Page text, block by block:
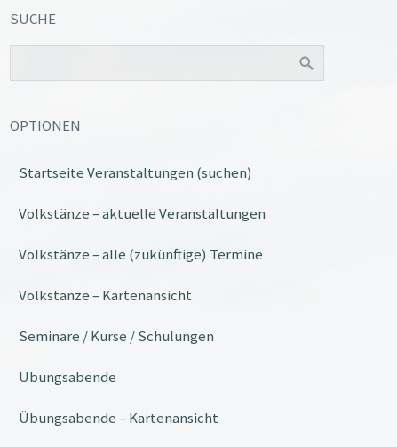
Office 365 Outlook Live
SUCHE
OPTIONEN
Startseite Veranstaltungen (suchen)
Volkstänze – aktuelle Veranstaltungen
Volkstänze – alle (zukünftige) Termine
Volkstänze – Kartenansicht
Seminare / Kurse / Schulungen
Übungsabende
Übungsabende – Kartenansicht